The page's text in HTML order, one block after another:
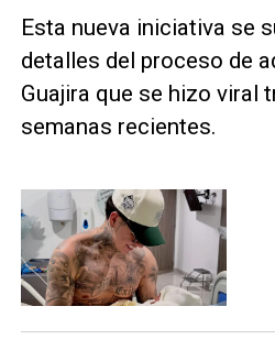
Esta nueva iniciativa se
detalles del proceso de
Guajira que se hizo viral
semanas recientes.